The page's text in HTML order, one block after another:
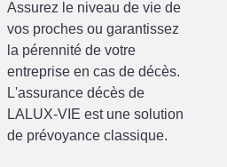
Assurez le niveau de vie de
vos proches ou garantissez
la pérennité de votre
entreprise en cas de décès.
L'assurance décès de
LALUX-VIE est une solution
de prévoyance classique.